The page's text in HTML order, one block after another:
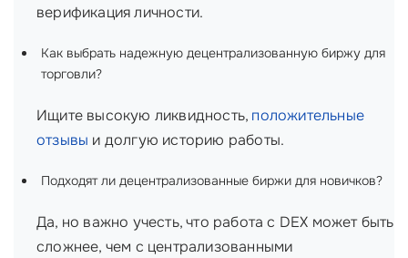
верификация личности.
Как выбрать надежную децентрализованную биржу для
торговли?
Ищите высокую ликвидность, положительные
отзывы и долгую историю работы.
Подходят ли децентрализованные биржи для новичков?
Да, но важно учесть, что работа с DEX может быть
сложнее, чем с централизованными